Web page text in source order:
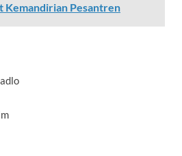
Kemandirian Pesantren